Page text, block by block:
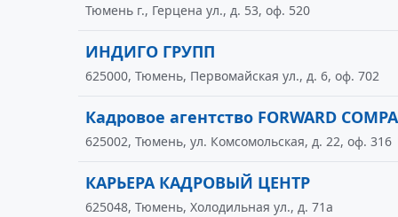
Тюмень г., Герцена ул., д. 53, оф. 520
ИНДИГО ГРУПП
625000, Тюмень, Первомайская ул., д. 6, оф. 702
Кадровое агентство FORWARD
625002, Тюмень, ул. Комсомольская, д. 22, оф. 316
КАРЬЕРА КАДРОВЫЙ ЦЕНТР
625048, Тюмень, Холодильная ул., д. 71а